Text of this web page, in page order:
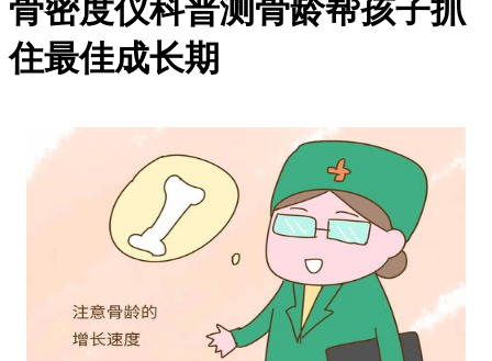
骨密度仪科普测骨龄帮孩子抓
住最佳成长期